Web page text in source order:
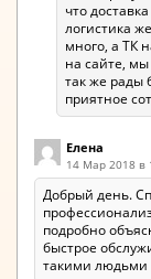
что
логистика
много, а ТК
на сайте,
так же рады
приятное
Елена
14 Мар 2018 в
Добрый день.
подробно
быстрое
такими людьми